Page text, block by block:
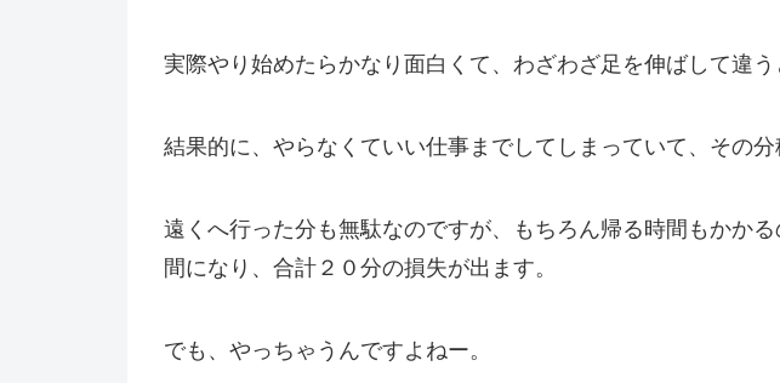
実際やり始めたらかなり面白くて、わざわざ足を伸ばして違う
結果的に、やらなくていい仕事までしてしまっていて、その
遠くへ行った分も無駄なのですが、もちろん帰る時間もかか
間になり、合計２０分の損失が出ます。
でも、やっちゃうんですよねー。